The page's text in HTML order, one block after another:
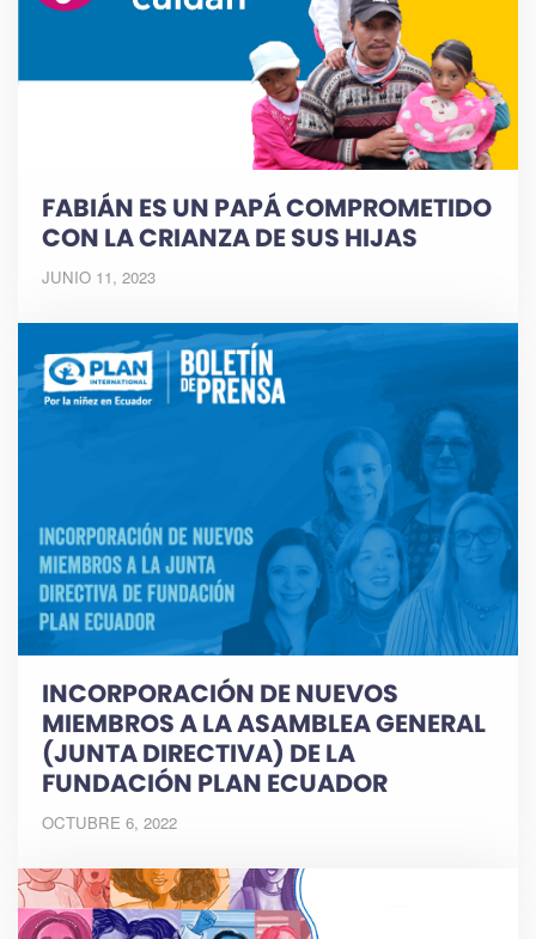
FABIÁN ES UN PAPÁ COMPROMETIDO
CON LA CRIANZA DE SUS HIJAS
JUNIO 11, 2023
INCORPORACIÓN DE NUEVOS
MIEMBROS A LA ASAMBLEA GENERAL
(JUNTA DIRECTIVA) DE LA
FUNDACIÓN PLAN ECUADOR
OCTUBRE 6, 2022